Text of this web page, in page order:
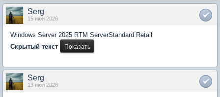
Serg
15 июн 2026
Windows Server 2025 RTM ServerStandard Retail
Скрытый текст
Serg
13 июл 2026